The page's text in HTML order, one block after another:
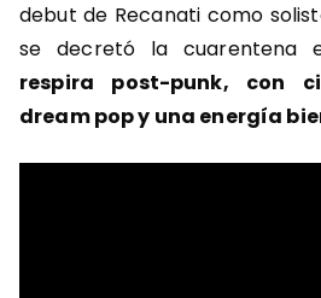
debut de Recanati como
se decretó la cuarentena
respira post-punk, con
dream pop y una energía